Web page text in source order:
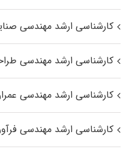
کارشناسی ارشد مهندسی
کارشناسی ارشد مهندسی
کارشناسی ارشد مهندسی
کارشناسی ارشد مهندسی